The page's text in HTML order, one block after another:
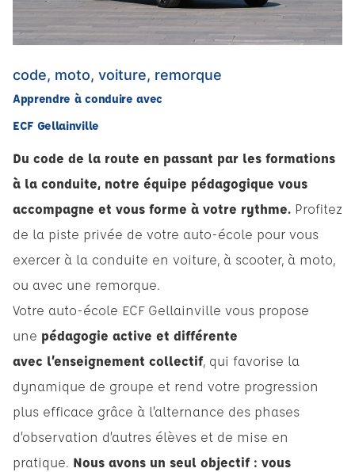
code, moto, voiture, remorque
Apprendre à conduire avec
ECF Gellainville
Du code de la route en passant par les formations
à la conduite, notre équipe pédagogique vous
accompagne et vous forme à votre rythme. Profitez
de la piste privée de votre auto-école pour vous
exercer à la conduite en voiture, à scooter, à moto,
ou avec une remorque.
Votre auto-école ECF Gellainville vous propose
une pédagogie active et différente
avec l’enseignement collectif, qui favorise la
dynamique de groupe et rend votre progression
plus efficace grâce à l’alternance des phases
d’observation d’autres élèves et de mise en
pratique. Nous avons un seul objectif : vous